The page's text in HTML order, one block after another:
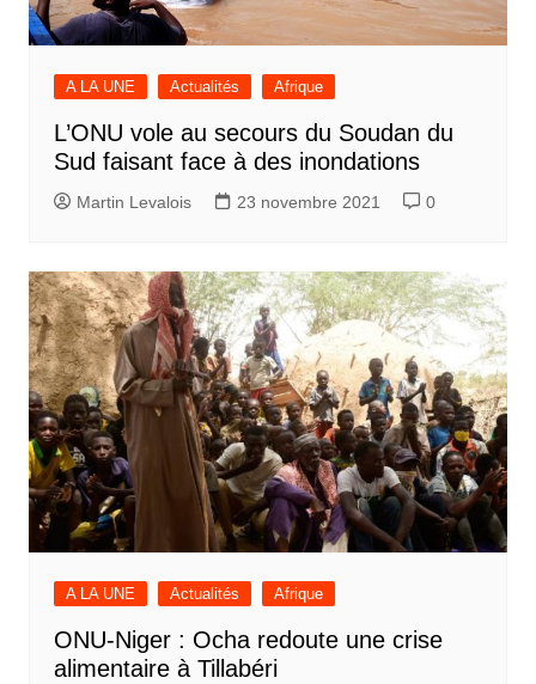
A LA UNE Actualités Afrique
L’ONU vole au secours du Soudan du
Sud faisant face à des inondations
Martin Levalois 23 novembre 2021 0
A LA UNE Actualités Afrique
ONU-Niger : Ocha redoute une crise
alimentaire à Tillabéri